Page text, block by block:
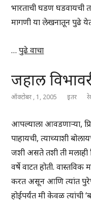
भारताची घडण घडवायची
मागणी या लेखनातून पुढे
…पुढे वाचा
जहाल
ऑक्टोबर , 1, 2005 इतर
आपल्याला आवडणाऱ्या,
पाहायची, त्याच्याशी
जशी असते तशी ती मलाही
वर्षे वाटत होती.
करत असून आणि त्यांत
होईपर्यंत मी केवळ त्यांची